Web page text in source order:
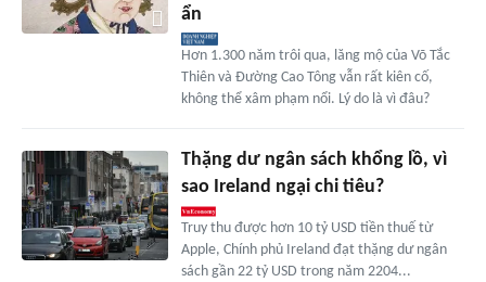
ẩn
Hơn 1.300 năm trôi qua, lăng mộ của Võ Tắc
Thiên và Đường Cao Tông vẫn rất kiên cố,
không thể xâm phạm nổi. Lý do là vì đâu?
Thặng dư ngân sách khổng lồ, vì
sao Ireland ngại chi tiêu?
Truy thu được hơn 10 tỷ USD tiền thuế từ
Apple, Chính phủ Ireland đạt thặng dư ngân
sách gần 22 tỷ USD trong năm 2204...